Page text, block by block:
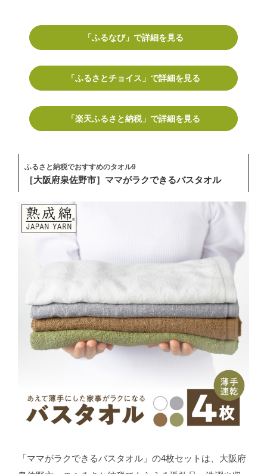
「ふるなび」で詳細を見る
「ふるさとチョイス」で詳細を見る
「楽天ふるさと納税」で詳細を見る
ふるさと納税でおすすめのタオル9
［大阪府泉佐野市］ママがラクできるバスタオル
「ママがラクできるバスタオル」の4枚セットは、大阪府